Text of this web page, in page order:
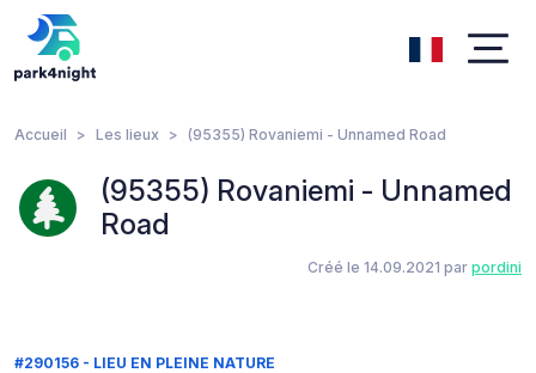
Accueil Les lieux (95355) Rovaniemi - Unnamed Road
(95355) Rovaniemi - Unnamed
Road
Créé le 14.09.2021 par pordini
#290156 - LIEU EN PLEINE NATURE